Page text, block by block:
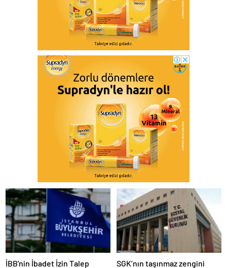
İBB'nin İbadet İzin Talep
SGK’nın taşınmaz zengini